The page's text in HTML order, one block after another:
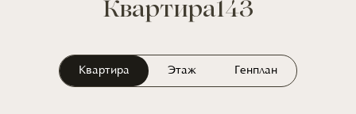
Квартира143
Квартира Этаж Генплан